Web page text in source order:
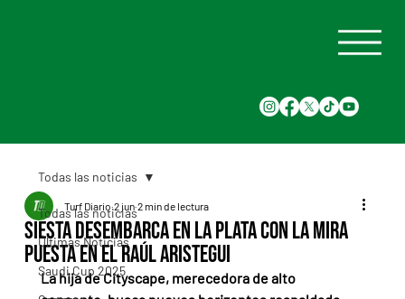
Todas las noticias
Últimas Noticias
Saudi Cup 2025
Todas las noticias
Siesta desembarca en La Plata con la mira
puesta en el Raúl Aristegui
Turf Diario 2 jun 2 min de lectura
La hija de Cityscape, merecedora de alto